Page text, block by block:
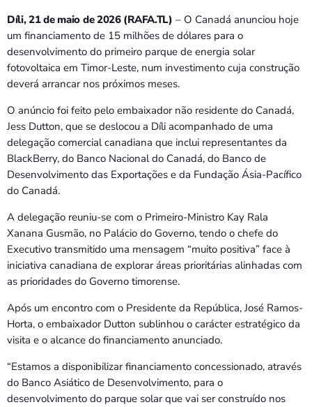
7:00 AM - 10:00 AM
Díli, 21 de maio de 2026 (RAFA.TL) – O Canadá anunciou hoje
um financiamento de 15 milhões de dólares para o
desenvolvimento do primeiro parque de energia solar
fotovoltaica em Timor-Leste, num investimento cuja construção
deverá arrancar nos próximos meses.
O anúncio foi feito pelo embaixador não residente do Canadá,
Jess Dutton, que se deslocou a Díli acompanhado de uma
delegação comercial canadiana que inclui representantes da
BlackBerry, do Banco Nacional do Canadá, do Banco de
Desenvolvimento das Exportações e da Fundação Ásia-Pacífico
do Canadá.
A delegação reuniu-se com o Primeiro-Ministro Kay Rala
Xanana Gusmão, no Palácio do Governo, tendo o chefe do
Executivo transmitido uma mensagem “muito positiva” face à
iniciativa canadiana de explorar áreas prioritárias alinhadas com
as prioridades do Governo timorense.
Após um encontro com o Presidente da República, José Ramos-
Horta, o embaixador Dutton sublinhou o carácter estratégico da
visita e o alcance do financiamento anunciado.
“Estamos a disponibilizar financiamento concessionado, através
do Banco Asiático de Desenvolvimento, para o
desenvolvimento do parque solar que vai ser construído nos